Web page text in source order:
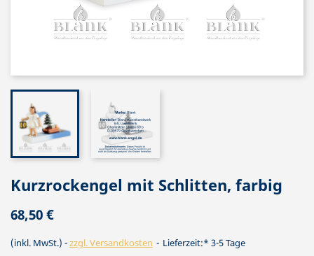
Kurzrockengel mit Schlitten, farbig
68,50 €
(inkl. MwSt.) zzgl. Versandkosten Lieferzeit:* 3-5 Tage